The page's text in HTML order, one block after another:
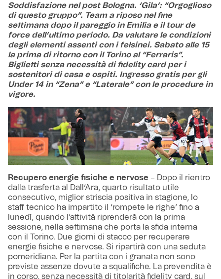
Soddisfazione nel post Bologna. ‘Gila’: “Orgoglioso
di questo gruppo”. Team a riposo nel fine
settimana dopo il pareggio in Emilia e il tour de
force dell’ultimo periodo. Da valutare le condizioni
degli elementi assenti con i felsinei. Sabato alle 15
la prima di ritorno con il Torino al “Ferraris”.
Biglietti senza necessità di fidelity card per i
sostenitori di casa e ospiti. Ingresso gratis per gli
Under 14 in “Zena” e “Laterale” con le procedure in
vigore.
Recupero energie fisiche e nervose – Dopo il rientro
dalla trasferta al Dall’Ara, quarto risultato utile
consecutivo, miglior striscia positiva in stagione, lo
staff tecnico ha impartito il ‘rompete le righe’ fino a
lunedì, quando l’attività riprenderà con la prima
sessione, nella settimana che porta la sfida interna
con il Torino. Due giorni di stacco per recuperare
energie fisiche e nervose. Si ripartirà con una seduta
pomeridiana. Per la partita con i granata non sono
previste assenze dovute a squalifiche. La prevendita è
in corso, senza necessità di titolarità fidelity card, sul